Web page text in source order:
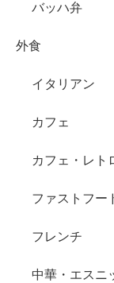
バッハ弁
外食
イタリアン
カフェ
カフェ・レト
ファストフー
フレンチ
中華・エスニ